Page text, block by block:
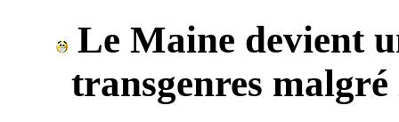
Le Maine devient
transgenres malgré